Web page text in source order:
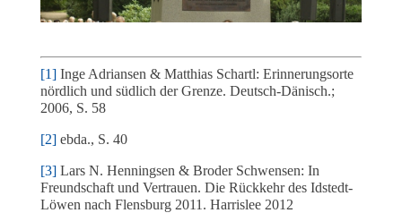
[1]Inge Adriansen & Matthias Schartl: Erinnerungsorte
nördlich und südlich der Grenze. Deutsch-Dänisch.;
2006, S. 58
[2]ebda., S. 40
[3]Lars N. Henningsen & Broder Schwensen: In
Freundschaft und Vertrauen. Die Rückkehr des Idstedt-
Löwen nach Flensburg 2011. Harrislee 2012